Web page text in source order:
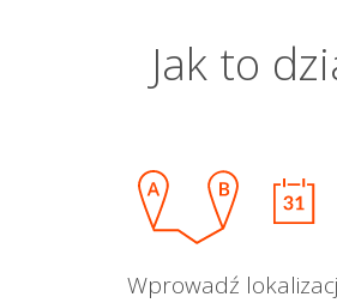
Jak to
Wprowadź